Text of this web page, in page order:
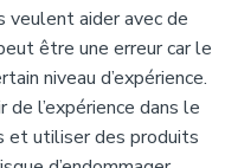
veulent aider avec de
être une erreur car le
niveau d’expérience.
l’expérience dans le
et utiliser des produits